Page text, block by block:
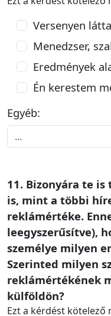
Versenyen
Menedzser,
Eredmények
Én kerestem
Egyéb:
11. Bizonyára te
is, mint a többi
reklámértéke.
leegyszerűsítve),
személye milyen
Szerinted milyen
reklámértékének
külföldön?
Ezt a kérdést kötelező